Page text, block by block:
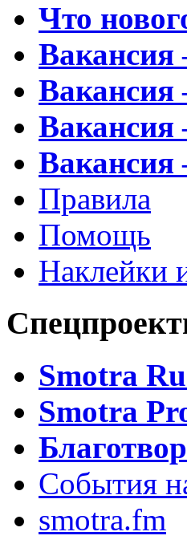
Что
Вакансия
Вакансия
Правила
Помощь
Наклейки
Smotra
Smotra
События
smotra.fm